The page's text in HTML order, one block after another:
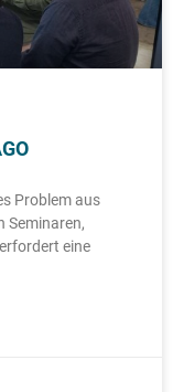
Problem aus
Seminaren,
eine